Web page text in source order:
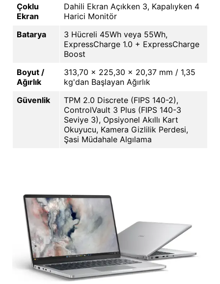
Çoklu
Ekran
Dahili Ekran Açıkken 3, Kapalıyken 4
Harici Monitör
Batarya
3 Hücreli 45Wh veya 55Wh,
ExpressCharge 1.0 + ExpressCharge
Boost
Boyut /
Ağırlık
313,70 x 225,30 x 20,37 mm / 1,35
kg'dan Başlayan Ağırlık
Güvenlik
TPM 2.0 Discrete (FIPS 140-2),
ControlVault 3 Plus (FIPS 140-3
Seviye 3), Opsiyonel Akıllı Kart
Okuyucu, Kamera Gizlilik Perdesi,
Şasi Müdahale Algılama